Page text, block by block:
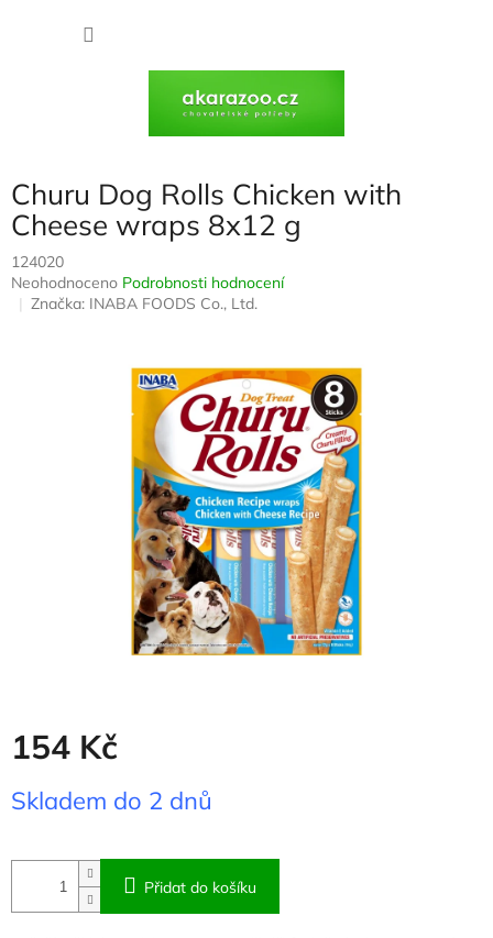
Churu Dog Rolls Chicken with
Cheese wraps 8x12 g
124020
Průměrné
hodnocení
Neohodnoceno Podrobnosti hodnocení
Značka: INABA FOODS Co., Ltd.
154 Kč
cena:
Skladem do 2 dnů
Přidat do košíku